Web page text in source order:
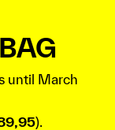
until March
).